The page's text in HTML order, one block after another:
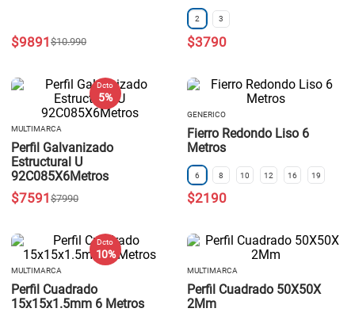
$10.990
$9891
2 3
$3790
Dcto
5 %
MULTIMARCA
Perfil Galvanizado
Estructural U
92C085X6Metros
$7990
$7591
GENERICO
Fierro Redondo Liso 6
Metros
6 8 10 12 16 19
$2190
Dcto
10 %
MULTIMARCA
Perfil Cuadrado
15x15x1.5mm 6 Metros
MULTIMARCA
Perfil Cuadrado 50X50X
2Mm